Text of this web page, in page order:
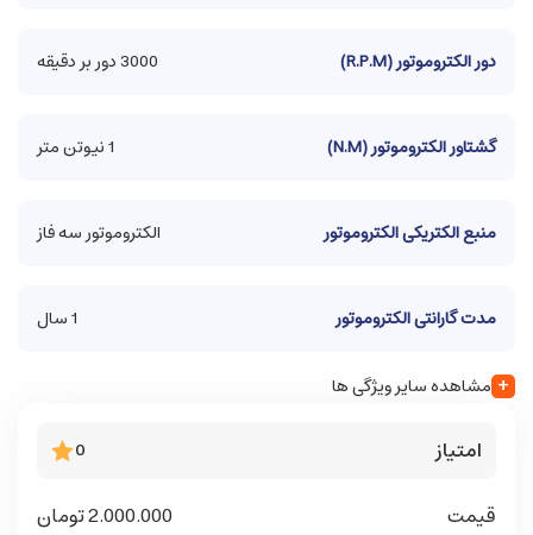
دور الکتروموتور (R.P.M) 3000 دور بر دقیقه
گشتاور الکتروموتور (N.M) 1 نیوتن متر
منبع الکتریکی الکتروموتور الکتروموتور سه فاز
مدت گارانتی الکتروموتور 1 سال
+ مشاهده سایر ویژگی ها
امتیاز 0
قیمت 2.000.000تومان